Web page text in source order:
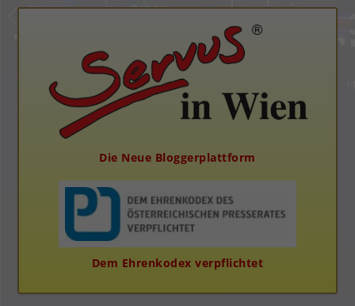
Die Neue Bloggerplattform
Dem Ehrenkodex verpflichtet